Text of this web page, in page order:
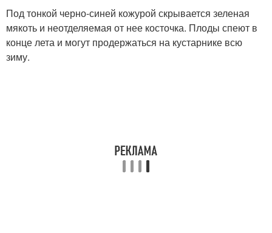
Под тонкой черно-синей кожурой скрывается зеленая
мякоть и неотделяемая от нее косточка. Плоды спеют в
конце лета и могут продержаться на кустарнике всю
зиму.